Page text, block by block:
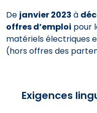
De janvier 2023 à
offres d’emploi pour
matériels électriques
(hors offres des
Exigences